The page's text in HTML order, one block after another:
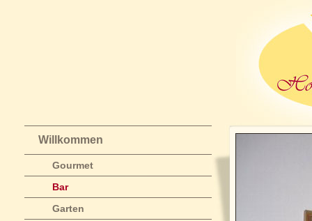
Willkommen
Gourmet
Bar
Garten